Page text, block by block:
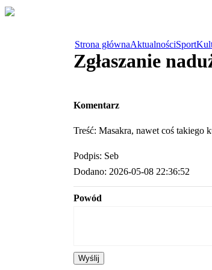
Strona głównaAktualnościSport
Zgłaszanie
Komentarz
Treść: Masakra, nawet coś takiego
Podpis: Seb
Dodano: 2026-05-08 22:36:52
Powód
Wyślij